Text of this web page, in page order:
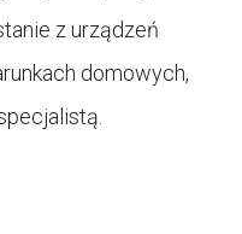
z urządzeń
domowych,